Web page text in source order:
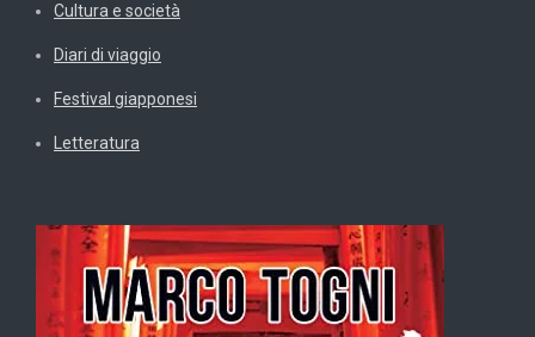
Cultura e società
Diari di viaggio
Festival giapponesi
Letteratura